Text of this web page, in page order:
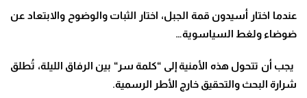
عندما اختار أسيدون قمة الجبل، اختار الثبات والوضوح والابتعاد عن
ضوضاء ولغط السياسوية…
يجب أن تتحول هذه الأمنية إلى “كلمة سر“ بين الرفاق الليلة، تُطلق
شرارة البحث والتحقيق خارج الأطر الرسمية.